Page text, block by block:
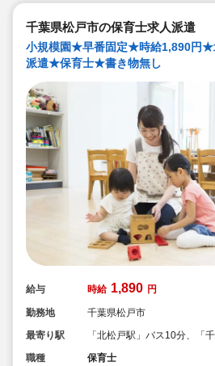
千葉県松戸市の保育士求人派遣
小規模園★早番固定★時給1,890円
派遣★保育士★書き物無し
給与 時給 1,890 円
勤務地
千葉県松戸市
最寄り駅
「北松戸駅」バス10分、「
職種
保育士